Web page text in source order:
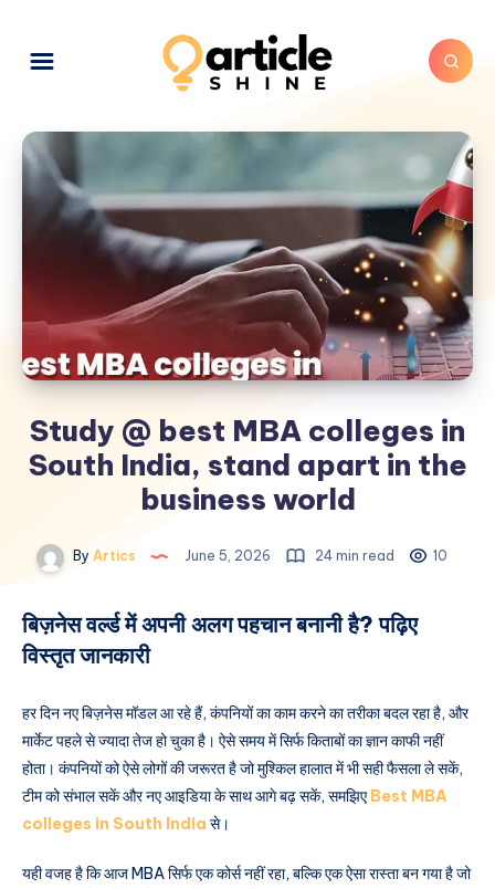
Study @ best MBA colleges in
South India, stand apart in the
business world
By Artics June 5, 2026 24 min read 10
बिज़नेस वर्ल्ड में अपनी अलग पहचान बनानी है? पढ़िए
विस्तृत जानकारी
हर दिन नए बिज़नेस मॉडल आ रहे हैं, कंपनियों का काम करने का तरीका बदल रहा है, और
मार्केट पहले से ज्यादा तेज हो चुका है। ऐसे समय में सिर्फ किताबों का ज्ञान काफी नहीं
होता। कंपनियों को ऐसे लोगों की जरूरत है जो मुश्किल हालात में भी सही फैसला ले सकें,
टीम को संभाल सकें और नए आइडिया के साथ आगे बढ़ सकें, समझिएBest MBA
colleges in South India से।
यही वजह है कि आज MBA सिर्फ एक कोर्स नहीं रहा, बल्कि एक ऐसा रास्ता बन गया है जो